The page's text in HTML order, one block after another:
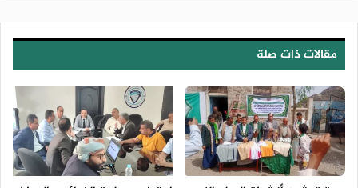
مقالات ذات صلة